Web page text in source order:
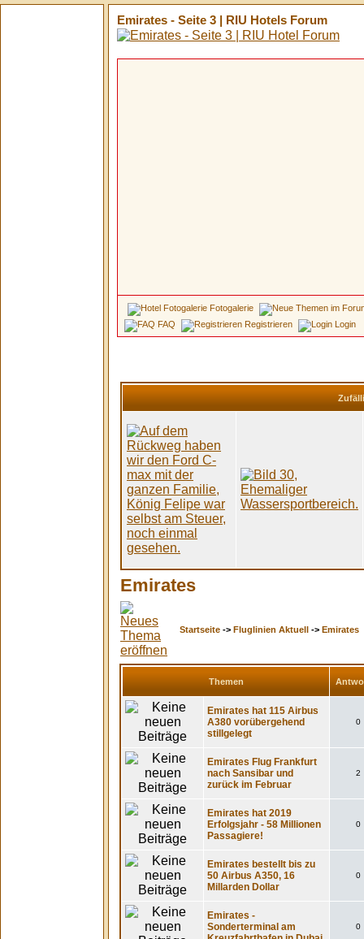
Emirates - Seite 3 | RIU Hotels Forum
Fotogalerie
FAQ
Registrieren Login
Emirates
Startseite -> Fluglinien Aktuell -> Emirates
Themen
Emirates hat 115 Airbus
A380 vorübergehend
stillgelegt
0
Emirates Flug Frankfurt
nach Sansibar und
zurück im Februar
2
Emirates hat 2019
Erfolgsjahr - 58 Millionen
Passagiere!
0
Emirates bestellt bis zu
50 Airbus A350, 16
Millarden Dollar
0
Emirates -
Sonderterminal am
0